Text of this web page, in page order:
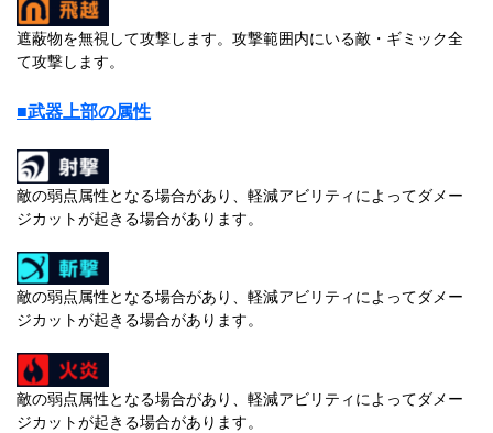
遮蔽物を無視して攻撃します。攻撃範囲内にいる敵・ギミック全
て攻撃します。
■武器上部の属性
敵の弱点属性となる場合があり、軽減アビリティによってダメー
ジカットが起きる場合があります。
敵の弱点属性となる場合があり、軽減アビリティによってダメー
ジカットが起きる場合があります。
敵の弱点属性となる場合があり、軽減アビリティによってダメー
ジカットが起きる場合があります。